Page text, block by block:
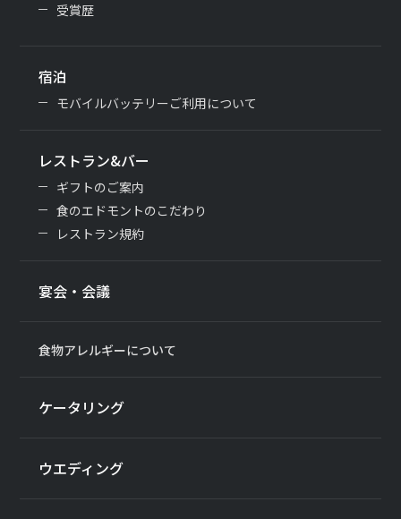
受賞歴
宿泊
モバイルバッテリーご利用について
レストラン&バー
ギフトのご案内
食のエドモントのこだわり
レストラン規約
宴会・会議
食物アレルギーについて
ケータリング
ウエディング